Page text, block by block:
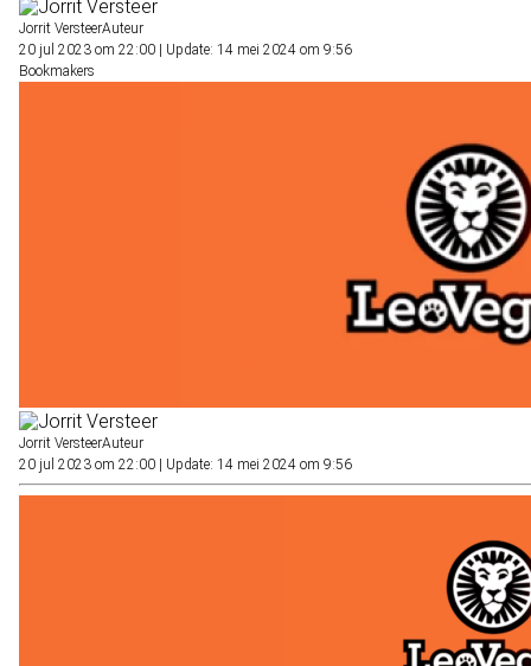
Jorrit VersteerAuteur
20 jul 2023 om 22:00
Update: 14 mei 2024 om 9:56
Bookmakers
Jorrit VersteerAuteur
20 jul 2023 om 22:00
Update: 14 mei 2024 om 9:56